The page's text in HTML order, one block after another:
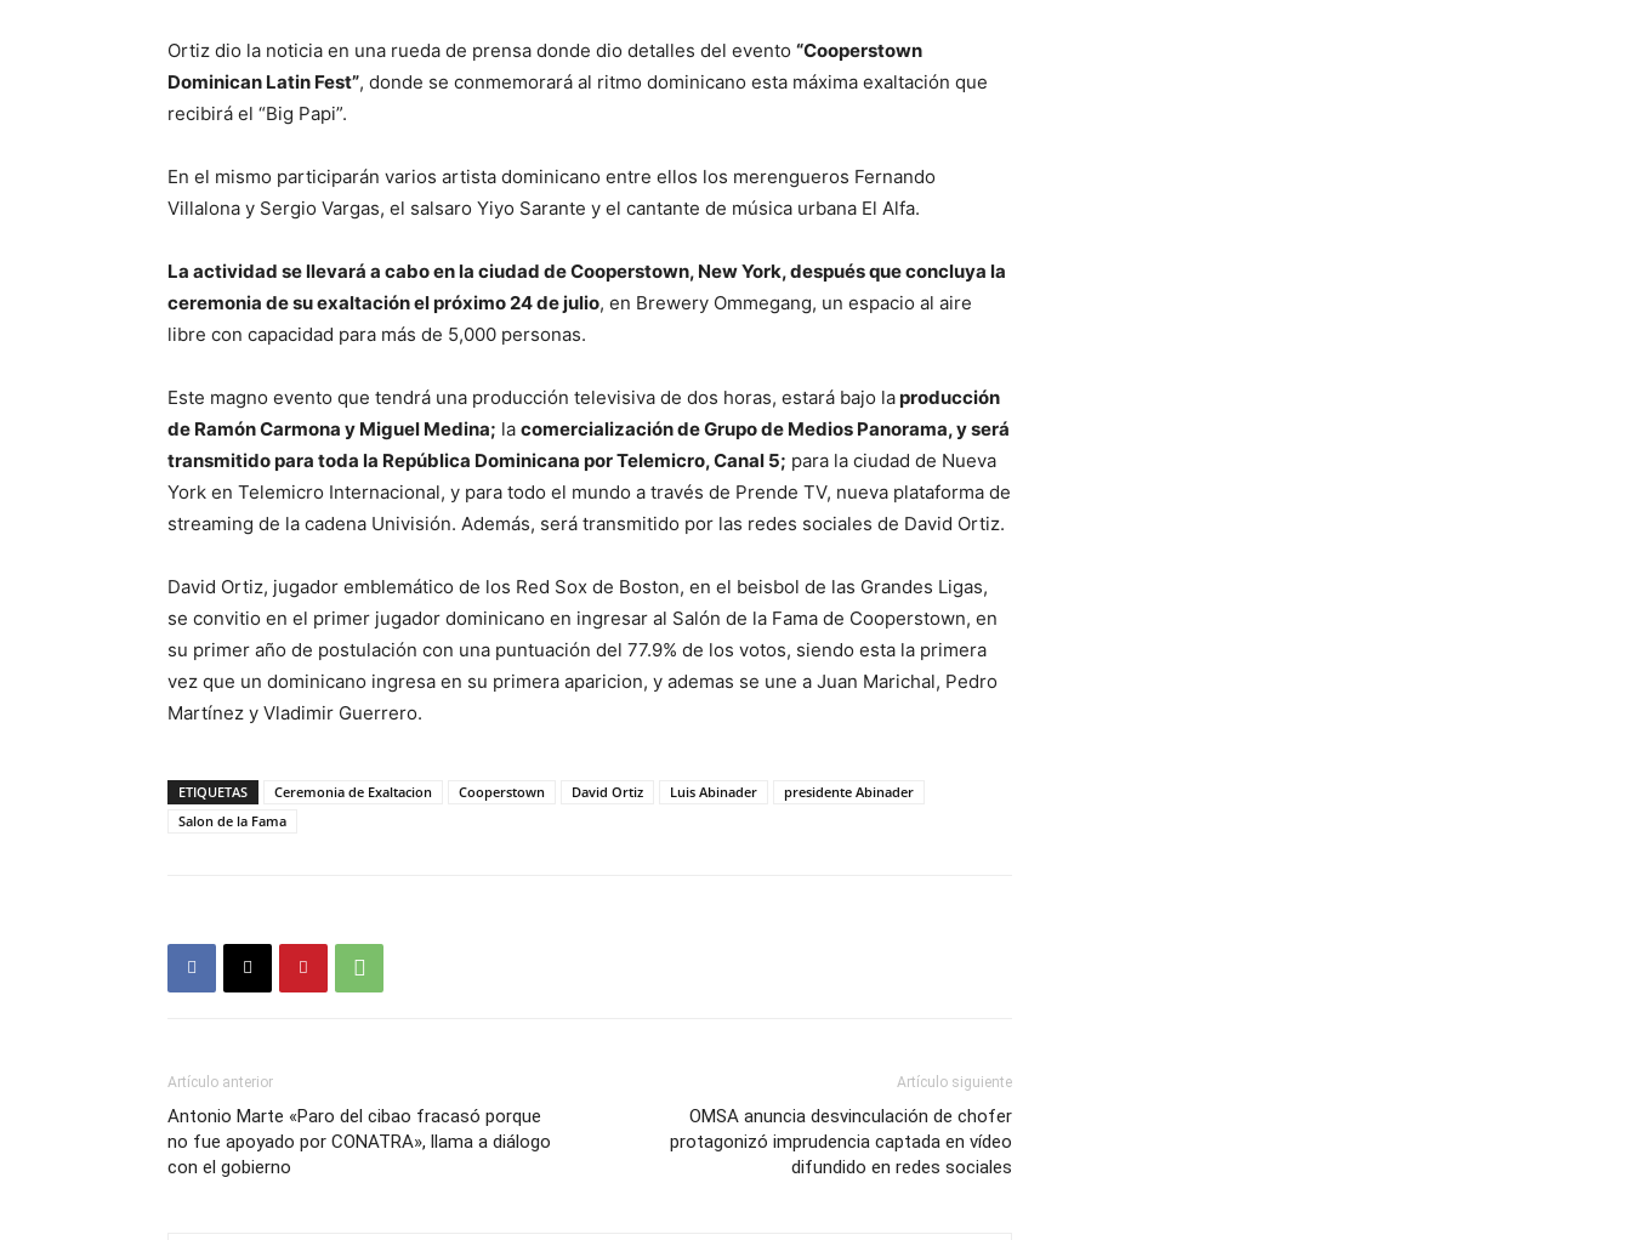
Ortiz dio la noticia en una rueda de prensa donde dio detalles del evento “Cooperstown
Dominican Latin Fest”, donde se conmemorará al ritmo dominicano esta máxima exaltación que
recibirá el “Big Papi”.
En el mismo participarán varios artista dominicano entre ellos los merengueros Fernando
Villalona y Sergio Vargas, el salsaro Yiyo Sarante y el cantante de música urbana El Alfa.
La actividad se llevará a cabo en la ciudad de Cooperstown, New York, después que concluya la
ceremonia de su exaltación el próximo 24 de julio, en Brewery Ommegang, un espacio al aire
libre con capacidad para más de 5,000 personas.
Este magno evento que tendrá una producción televisiva de dos horas, estará bajo laproducción
de Ramón Carmona y Miguel Medina; la comercialización de Grupo de Medios Panorama, y será
transmitido para toda la República Dominicana por Telemicro, Canal 5; para la ciudad de Nueva
York en Telemicro Internacional, y para todo el mundo a través de Prende TV, nueva plataforma de
streaming de la cadena Univisión. Además, será transmitido por las redes sociales de David Ortiz.
David Ortiz, jugador emblemático de los Red Sox de Boston, en el beisbol de las Grandes Ligas,
se convitio en el primer jugador dominicano en ingresar al Salón de la Fama de Cooperstown, en
su primer año de postulación con una puntuación del 77.9% de los votos, siendo esta la primera
vez que un dominicano ingresa en su primera aparicion, y ademas se une a Juan Marichal, Pedro
Martínez y Vladimir Guerrero.
ETIQUETAS Ceremonia de Exaltacion Cooperstown David Ortiz Luis Abinader
presidente Abinader
Salon de la Fama
Artículo anterior
Antonio Marte «Paro del cibao fracasó porque
no fue apoyado por CONATRA», llama a diálogo
con el gobierno
Artículo siguiente
OMSA anuncia desvinculación de chofer
protagonizó imprudencia captada en vídeo
difundido en redes sociales